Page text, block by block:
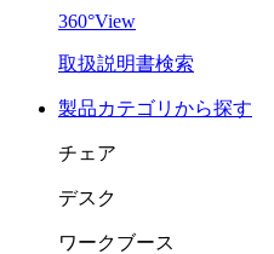
360°View
取扱説明書検索
製品カテゴリから探す
チェア
デスク
ワークブース